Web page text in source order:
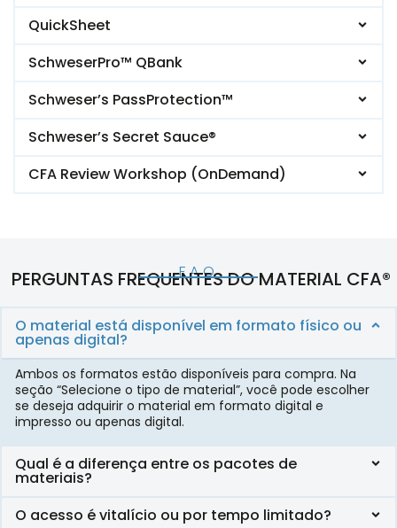
QuickSheet
SchweserPro™ QBank
Schweser’s PassProtection™
Schweser’s Secret Sauce®
CFA Review Workshop (OnDemand)
FAQ
PERGUNTAS FREQUENTES DO MATERIAL CFA®
O material está disponível em formato físico ou
apenas digital?
Ambos os formatos estão disponíveis para compra. Na
seção “Selecione o tipo de material”, você pode escolher
se deseja adquirir o material em formato digital e
impresso ou apenas digital.
Qual é a diferença entre os pacotes de
materiais?
O acesso é vitalício ou por tempo limitado?